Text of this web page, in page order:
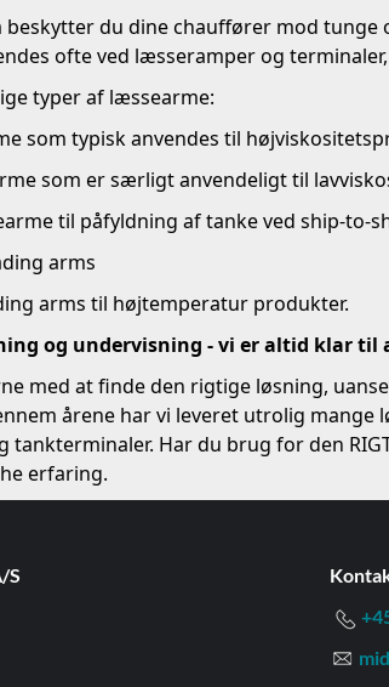
du dine chauffører mod
ofte ved læsseramper og
typer af læssearme:
som typisk anvendes til
som er særligt anvendeligt til
til påfyldning af tanke ved ship-to-
arms
arms til højtemperatur produkter.
og undervisning - vi er altid klar
med at finde den rigtige løsning,
årene har vi leveret utrolig
Har du brug for den
erfaring.
S